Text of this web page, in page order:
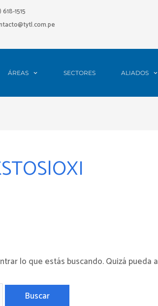
1515
ÁREAS SECTORES ALIADOS
lo que estás buscando. Quizá pueda